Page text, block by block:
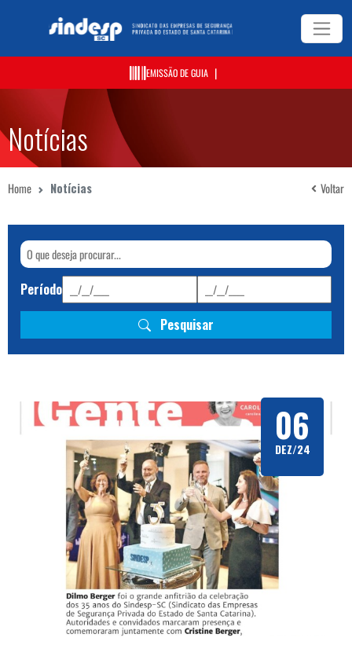
EMISSÃO DE GUIA |
Notícias
Home Notícias Voltar
Período
Pesquisar
06
DEZ/24